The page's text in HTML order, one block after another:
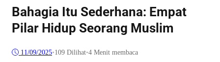
Bahagia Itu Sederhana: Empat
Pilar Hidup Seorang Muslim
11/09/2025•109 Dilihat•4 Menit membaca